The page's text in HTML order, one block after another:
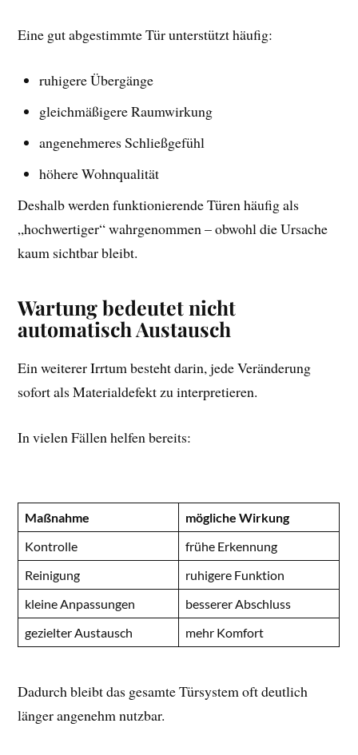
Eine gut abgestimmte Tür unterstützt häufig:
ruhigere Übergänge
gleichmäßigere Raumwirkung
angenehmeres Schließgefühl
höhere Wohnqualität
Deshalb werden funktionierende Türen häufig als
„hochwertiger“ wahrgenommen – obwohl die Ursache
kaum sichtbar bleibt.
Wartung bedeutet nicht
automatisch Austausch
Ein weiterer Irrtum besteht darin, jede Veränderung
sofort als Materialdefekt zu interpretieren.
In vielen Fällen helfen bereits:
Maßnahme
mögliche Wirkung
Kontrolle
frühe Erkennung
Reinigung
ruhigere Funktion
kleine Anpassungen
besserer Abschluss
gezielter Austausch
mehr Komfort
Dadurch bleibt das gesamte Türsystem oft deutlich
länger angenehm nutzbar.